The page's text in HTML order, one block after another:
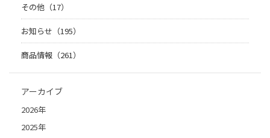
その他（17）
お知らせ（195）
商品情報（261）
アーカイブ
2026年
2025年